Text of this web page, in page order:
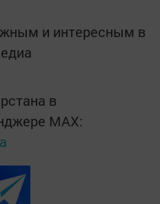
и интересным в
в
MАХ: